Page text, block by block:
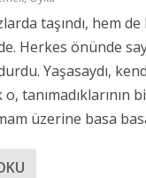
taşındı, hem
Herkes önünde
Yaşasaydı,
o, tanımadıklarının
üzerine basa